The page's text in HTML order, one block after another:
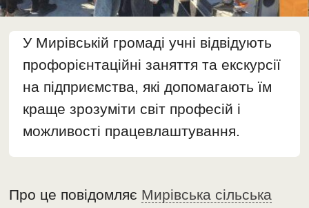
У Мирівській громаді учні відвідують
профорієнтаційні заняття та екскурсії
на підприємства, які допомагають їм
краще зрозуміти світ професій і
можливості працевлаштування.
Про це повідомляє Мирівська сільська